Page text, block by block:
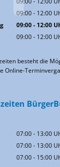
Von
09:00- 12:00
Von
09:00- 12:00
Von
09:00- 12:00
besteht die
Online-
07:00- 13:00
Von
07:00- 13:00
Von
07:00- 15:00